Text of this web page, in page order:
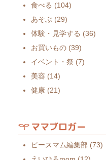
食べる (104)
あそぶ(29)
体験・見学する (36)
お買いもの(39)
イベント・祭 (7)
美容 (14)
健康(21)
ママブロガー
ピースマム編集部 (73)